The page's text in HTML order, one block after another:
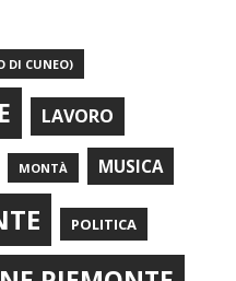
DI CUNEO)
LAVORO
MONTÀ MUSICA
POLITICA